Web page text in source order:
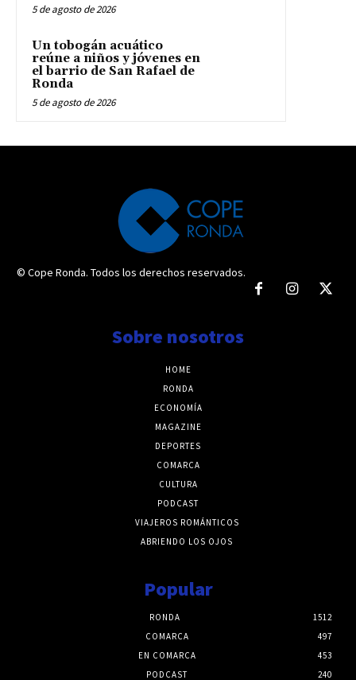
5 de agosto de 2026
Un tobogán acuático
reúne a niños y jóvenes en
el barrio de San Rafael de
Ronda
5 de agosto de 2026
© Cope Ronda. Todos los derechos reservados.
Sobre nosotros
HOME
RONDA
ECONOMÍA
MAGAZINE
DEPORTES
COMARCA
CULTURA
PODCAST
VIAJEROS ROMÁNTICOS
ABRIENDO LOS OJOS
Popular
RONDA
1512
COMARCA
497
EN COMARCA
453
PODCAST
240